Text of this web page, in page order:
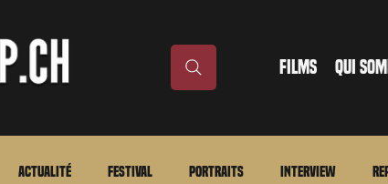
FILMS QUI
Actualité Festival Portraits Interview